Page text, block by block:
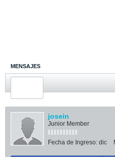
MENSAJES
ÚLTIMA ACTIVIDAD
josein
Junior Member
Fecha de Ingreso: dic